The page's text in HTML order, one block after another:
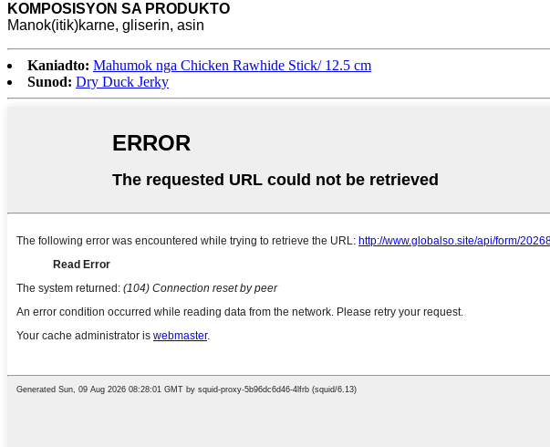
KOMPOSISYON SA PRODUKTO
Manok(itik)karne, gliserin, asin
Kaniadto: Mahumok nga Chicken Rawhide Stick/ 12.5 cm
Sunod: Dry Duck Jerky